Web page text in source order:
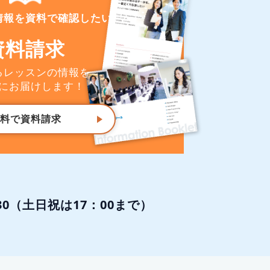
を資料で確認したい
料請求
レッスンの情報を
お届けします！
で資料請求
土日祝は17：00まで）